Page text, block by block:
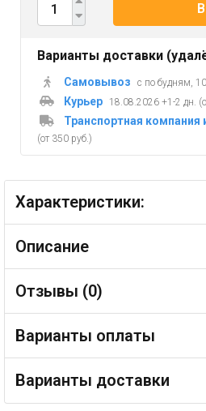
Варианты доставки
Самовывоз с по будням,
Курьер 18.08.2026 +1-2 дн.
Транспортная компания
(от 350 руб.)
Характеристики:
Описание
Отзывы (0)
Варианты оплаты
Варианты доставки